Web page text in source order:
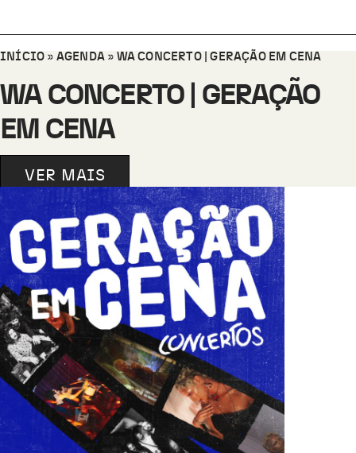
INÍCIO » AGENDA » WA CONCERTO | GERAÇÃO EM CENA
WA CONCERTO | GERAÇÃO
EM CENA
VER MAIS